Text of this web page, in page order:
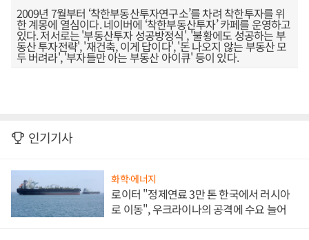
2009년 7월부터 ‘착한부동산투자연구소’를 차려 착한투자를 위
한 계몽에 열심이다. 네이버에 ‘착한부동산투자’ 카페를 운영하고
있다. 저서로는 '부동산투자 성공방정식', '불황에도 성공하는 부
동산 투자전략', '재건축, 이게 답이다', '돈 나오지 않는 부동산 모
두 버려라', '부자들만 아는 부동산 아이큐' 등이 있다.
인기기사
화학·에너지
로이터 "정제연료 3만 톤 한국에서 러시아
로 이동", 우크라이나의 공격에 수요 늘어